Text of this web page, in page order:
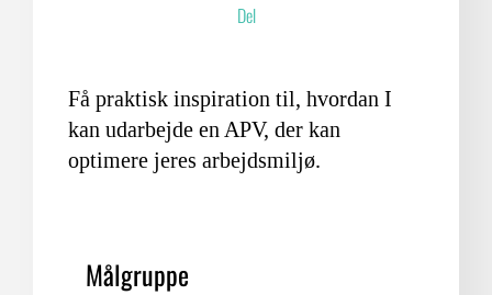
Del
Få praktisk inspiration til, hvordan I
kan udarbejde en APV, der kan
optimere jeres arbejdsmiljø.
Målgruppe